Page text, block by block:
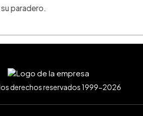
paradero.
derechos reservados 1999-2026